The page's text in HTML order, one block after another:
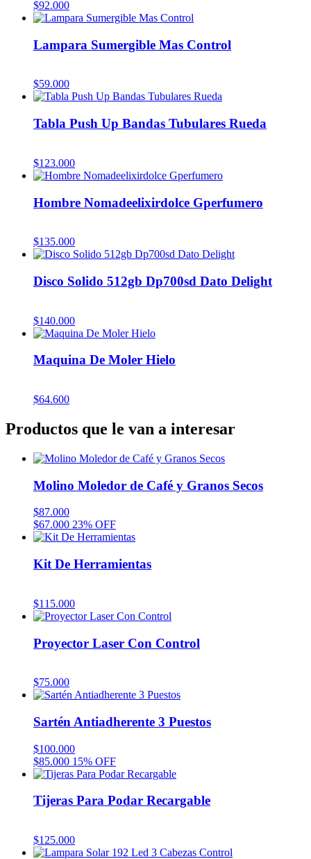
$92.000
Lampara Sumergible Mas Control
$59.000
Tabla Push Up Bandas Tubulares Rueda
$123.000
Hombre Nomadeelixirdolce Gperfumero
$135.000
Disco Solido 512gb Dp700sd Dato Delight
$140.000
Maquina De Moler Hielo
$64.600
Productos que le van a interesar
Molino Moledor de Café y Granos Secos
$87.000
$67.000 23% OFF
Kit De Herramientas
$115.000
Proyector Laser Con Control
$75.000
Sartén Antiadherente 3 Puestos
$100.000
$85.000 15% OFF
Tijeras Para Podar Recargable
$125.000